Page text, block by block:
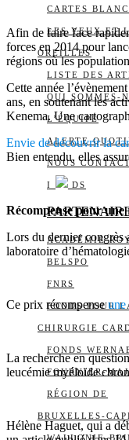
CARTES
LES YEUX ET
OREILLES
LISTE DES
QUI SOMMES-
L’ÉQUIPE
ALERTE
NOUS
I DS
ACADÉMIE
BELSPO
FNRS
FONDS POUR
CHIRURGIE
FONDS
FOURNIER-
RÉGION DE
BRUXELLES-
WALLONIE-
Afin de faire face
forces en 2014 pour
régions où les
Cette année
ans, en soutenant les
Kenema. Une
Envie de découvrir la
Bien entendu, elles
Récompense pour
Lors du dernier congrès
laboratoire
Ce prix récompenseune
La recherche en
leucémie myéloïde
Hélène Haguet, qui a